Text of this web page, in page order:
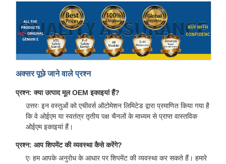
अक्सर पूछे जाने वाले प्रश्न
प्रश्न: क्या उत्पाद मूल OEM इकाइयां हैं?
उत्तरः इन वस्तुओं को एचीवर्स ऑटोमेशन लिमिटेड द्वारा प्रमाणित किया गया है
कि वे ओईएम या स्वतंत्र तृतीय पक्ष चैनलों के माध्यम से प्राप्त वास्तविक
ओईएम इकाइयां हैं।
प्रश्न: आप शिपमेंट की व्यवस्था कैसे करेंगे?
एः हम आपके अनुरोध के आधार पर शिपमेंट की व्यवस्था कर सकते हैं। हमारे